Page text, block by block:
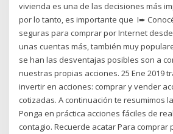
vivienda es una de las decisiones más
por lo tanto, es importante que I➨
seguras para comprar por Internet desde
unas cuentas más, también muy
se han las desventajas posibles son a
nuestras propias acciones. 25 Ene 2019
invertir en acciones: comprar y vender
cotizadas. A continuación te resumimos
Ponga en práctica acciones fáciles de
contagio. Recuerde acatar Para comprar